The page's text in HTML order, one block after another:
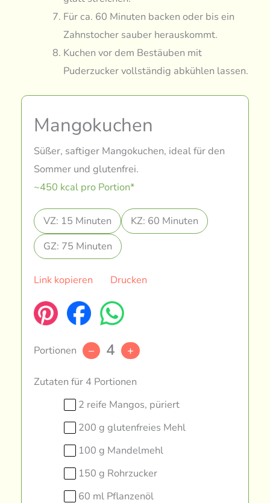
Für ca. 60 Minuten backen oder bis ein
Zahnstocher sauber herauskommt.
Kuchen vor dem Bestäuben mit
Puderzucker vollständig abkühlen lassen.
Mangokuchen
Süßer, saftiger Mangokuchen, ideal für den
Sommer und glutenfrei.
~450 kcal pro Portion*
VZ: 15 Minuten
KZ: 60 Minuten
GZ: 75 Minuten
Link kopieren Drucken
Portionen – 4 +
Zutaten für 4 Portionen
2 reife Mangos, püriert
200 g glutenfreies Mehl
100 g Mandelmehl
150 g Rohrzucker
60 ml Pflanzenöl